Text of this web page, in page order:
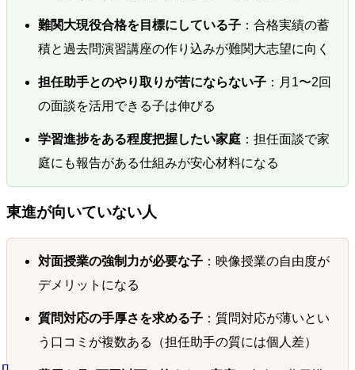
難関大現役合格を目標にしている子：合格実績の蓄
積と過去問演習講座の作り込みが難関大志望に向く
担任助手とのやり取りが苦にならない子：月1〜2回
の面談を活用できる子は伸びる
学習進捗をある程度把握したい家庭：担任面談で家
庭にも報告がある仕組みが安心材料になる
東進が向いていない人
対面授業の強制力が必要な子：映像授業の自由度が
デメリットになる
質問対応の手厚さを求める子：質問対応が薄いとい
う口コミが複数ある（担任助手の質には個人差）